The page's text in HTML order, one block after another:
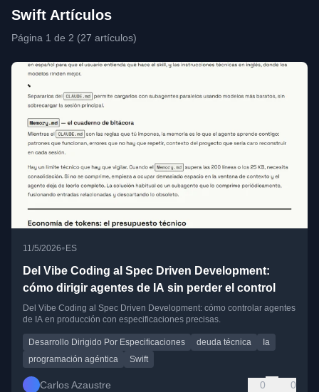
Swift Artículos
Página 1 de 2 (27 artículos)
11/5/2026• ES
Del Vibe Coding al Spec Driven Development:
cómo dirigir agentes de IA sin perder el control
Del Vibe Coding al Spec Driven Development: cómo controlar agentes
de IA en producción con especificaciones precisas.
Desarrollo Dirigido Por Especificaciones deuda técnica
Ia
programación agéntica
Swift
Carlos Azaustre 0 0